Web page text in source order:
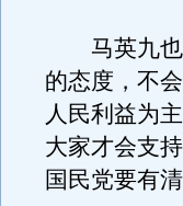
马英九也
的态度，不
人民利益为
大家才会支
国民党要有